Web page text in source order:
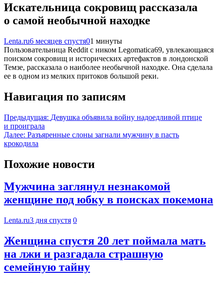
Искательница сокровищ рассказала
о самой необычной находке
Lenta.ru6 месяцев спустя01 минуты
Пользовательница Reddit с ником Legomatica69, увлекающаяся
поиском сокровищ и исторических артефактов в лондонской
Темзе, рассказала о наиболее необычной находке. Она сделала
ее в одном из мелких притоков большой реки.
Навигация по записям
Предыдущая: Девушка объявила войну надоедливой птице
и проиграла
Далее: Разъяренные слоны загнали мужчину в пасть
крокодила
Похожие новости
Мужчина заглянул незнакомой
женщине под юбку в поисках покемона
Lenta.ru3 дня спустя 0
Женщина спустя 20 лет поймала мать
на лжи и разгадала страшную
семейную тайну